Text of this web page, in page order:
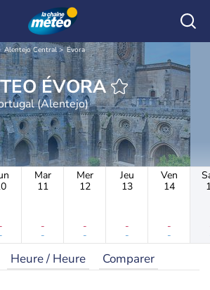
Alentejo Central Évora
METEO ÉVORA
(Alentejo)
-
-
Mar
11
-
-
Mer
12
-
-
Jeu
13
-
-
Ven
14
-
-
Heure / Heure Comparer